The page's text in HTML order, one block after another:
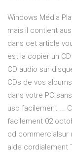
Windows Média
mais il contient
dans cet article
est la copier un
CD audio sur
CDs de vos
dans votre PC
usb facilement ...
facilement 02
cd commercialsur
aide cordialement